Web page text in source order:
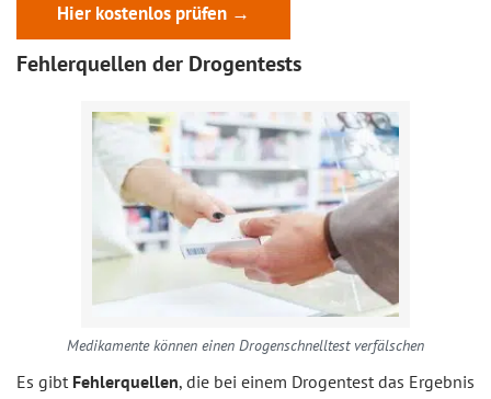
Hier kostenlos prüfen →
Fehlerquellen der Drogentests
Medikamente können einen Drogenschnelltest verfälschen
Es gibt Fehlerquellen, die bei einem Drogentest das Ergebnis